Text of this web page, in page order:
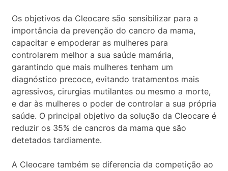
Os objetivos da Cleocare são sensibilizar para a
importância da prevenção do cancro da mama,
capacitar e empoderar as mulheres para
controlarem melhor a sua saúde mamária,
garantindo que mais mulheres tenham um
diagnóstico precoce, evitando tratamentos mais
agressivos, cirurgias mutilantes ou mesmo a morte,
e dar às mulheres o poder de controlar a sua própria
saúde. O principal objetivo da solução da Cleocare é
reduzir os 35% de cancros da mama que são
detetados tardiamente.
A Cleocare também se diferencia da competição ao